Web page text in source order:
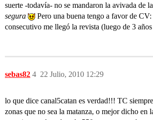
suerte -todavía- no se mandaron la avivada de la
segura
Pero una buena tengo a favor de CV:
consecutivo me llegó la revista (luego de 3
sebas82 22 Julio, 2010 12:29
4
lo que dice canal5catan es verdad!!! TC
zonas que no sea la matanza, o mejor dicho en